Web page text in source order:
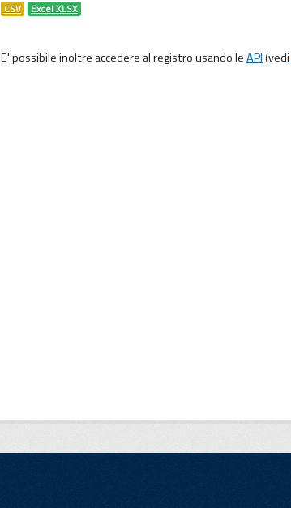
CSV Excel XLSX
E' possibile inoltre accedere al registro usando leAPI(vedi